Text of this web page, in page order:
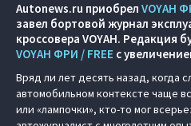
Autonews.ru приобрел VOYAH
завел бортовой журнал
кроссовера VOYAH. Редакция
VOYAH ФРИ / FREE с
Вряд ли лет десять назад, когда
автомобильном контексте чаще
или «лампочки», кто-то мог